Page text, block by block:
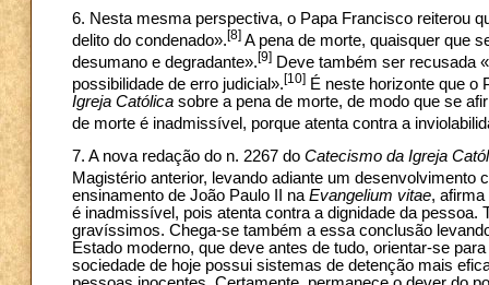
6. Nesta mesma perspectiva, o Papa Francisco reiterou
delito do condenado».[8] A pena de morte, quaisquer que
desumano e degradante».[9] Deve também ser recusada
possibilidade de erro judicial».[10] É neste horizonte que o
Igreja Católica sobre a pena de morte, de modo que se
de morte é inadmissível, porque atenta contra a
7. A nova redação do n. 2267 do Catecismo da Igreja
Magistério anterior, levando adiante um desenvolvimento
ensinamento de João Paulo II na Evangelium vitae,
é inadmissível, pois atenta contra a dignidade da
gravíssimos. Chega-se também a essa conclusão
Estado moderno, que deve antes de tudo, orientar-se
sociedade de hoje possui sistemas de detenção mais